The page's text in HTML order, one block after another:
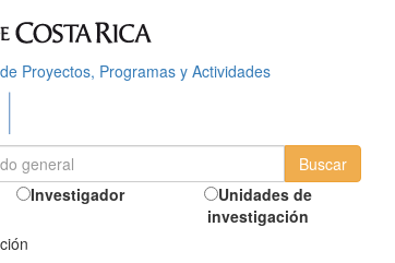
Proyectos, Programas y Actividades
Investigador
Unidades de
investigación